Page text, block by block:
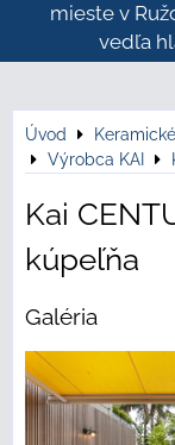
mieste v
vedľa
Úvod
Výrobca KAI
Kai
kúpeľňa
Galéria